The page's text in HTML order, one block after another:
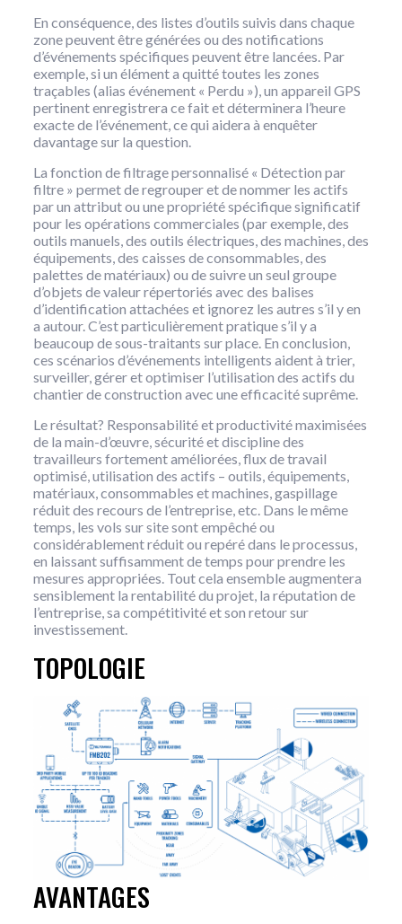
En conséquence, des listes d’outils suivis dans chaque
zone peuvent être générées ou des notifications
d’événements spécifiques peuvent être lancées. Par
exemple, si un élément a quitté toutes les zones
traçables (alias événement « Perdu »), un appareil GPS
pertinent enregistrera ce fait et déterminera l’heure
exacte de l’événement, ce qui aidera à enquêter
davantage sur la question.
La fonction de filtrage personnalisé « Détection par
filtre » permet de regrouper et de nommer les actifs
par un attribut ou une propriété spécifique significatif
pour les opérations commerciales (par exemple, des
outils manuels, des outils électriques, des machines, des
équipements, des caisses de consommables, des
palettes de matériaux) ou de suivre un seul groupe
d’objets de valeur répertoriés avec des balises
d’identification attachées et ignorez les autres s’il y en
a autour. C’est particulièrement pratique s’il y a
beaucoup de sous-traitants sur place. En conclusion,
ces scénarios d’événements intelligents aident à trier,
surveiller, gérer et optimiser l’utilisation des actifs du
chantier de construction avec une efficacité suprême.
Le résultat? Responsabilité et productivité maximisées
de la main-d’œuvre, sécurité et discipline des
travailleurs fortement améliorées, flux de travail
optimisé, utilisation des actifs – outils, équipements,
matériaux, consommables et machines, gaspillage
réduit des recours de l’entreprise, etc. Dans le même
temps, les vols sur site sont empêché ou
considérablement réduit ou repéré dans le processus,
en laissant suffisamment de temps pour prendre les
mesures appropriées. Tout cela ensemble augmentera
sensiblement la rentabilité du projet, la réputation de
l’entreprise, sa compétitivité et son retour sur
investissement.
TOPOLOGIE
AVANTAGES